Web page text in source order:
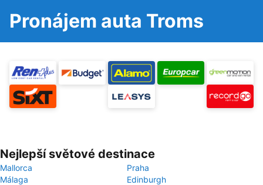
Pronájem auta Troms
Nejlepší světové destinace
Mallorca
Praha
Málaga
Edinburgh